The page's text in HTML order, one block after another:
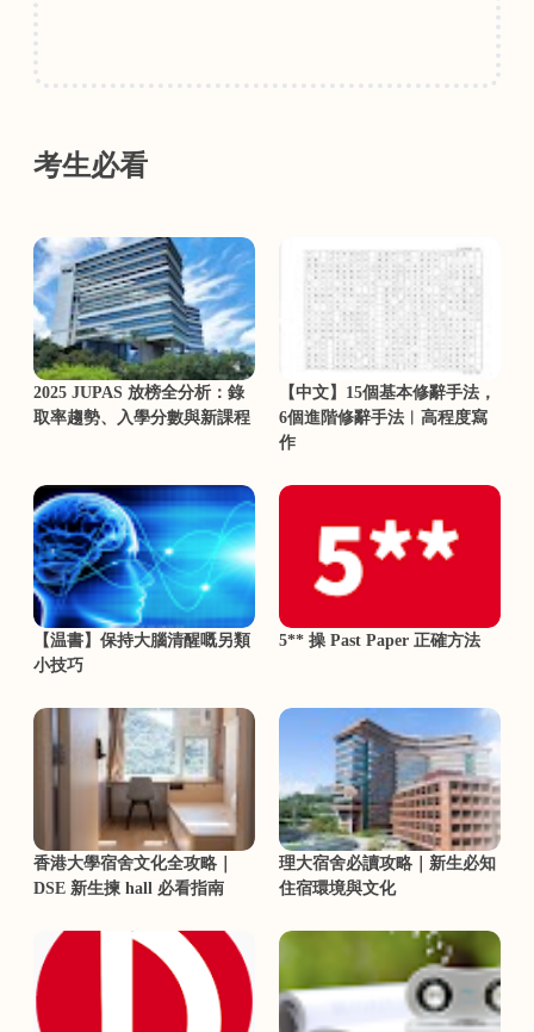
考生必看
2025 JUPAS 放榜全分析：錄
取率趨勢、入學分數與新課程
【中文】15個基本修辭手法，
6個進階修辭手法︳高程度寫
作
【温書】保持大腦清醒嘅另類
小技巧
5** 操 Past Paper 正確方法
香港大學宿舍文化全攻略｜
DSE 新生揀 hall 必看指南
理大宿舍必讀攻略｜新生必知
住宿環境與文化